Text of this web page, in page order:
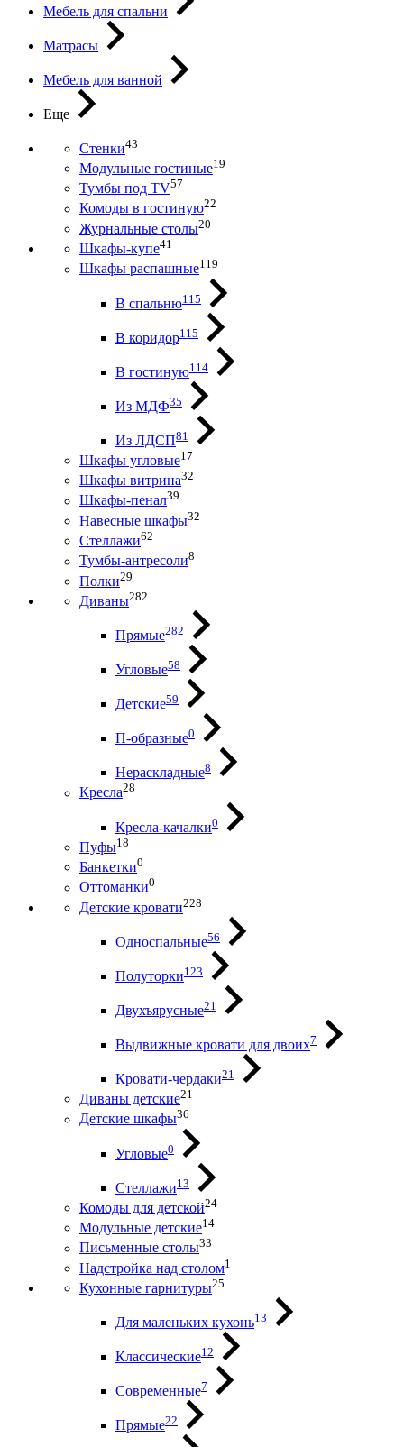
Мебель для спальни
Матрасы
Мебель для ванной
Еще
Стенки43
Модульные гостиные19
Тумбы под ТV57
Комоды в гостиную22
Журнальные столы20
Шкафы-купе41
Шкафы распашные119
В спальню115
В коридор115
В гостиную114
Из МДФ35
Из ЛДСП81
Шкафы угловые17
Шкафы витрина32
Шкафы-пенал39
Навесные шкафы32
Стеллажи62
Тумбы-антресоли8
Полки29
Диваны282
Прямые282
Угловые58
Детские59
П-образные0
Нераскладные8
Кресла28
Кресла-качалки0
Пуфы18
Банкетки0
Оттоманки0
Детские кровати228
Односпальные56
Полуторки123
Двухъярусные21
Выдвижные кровати для двоих7
Кровати-чердаки21
Диваны детские21
Детские шкафы36
Угловые0
Стеллажи13
Комоды для детской24
Модульные детские14
Письменные столы33
Надстройка над столом1
Кухонные гарнитуры25
Для маленьких кухонь13
Классические12
Современные7
Прямые22